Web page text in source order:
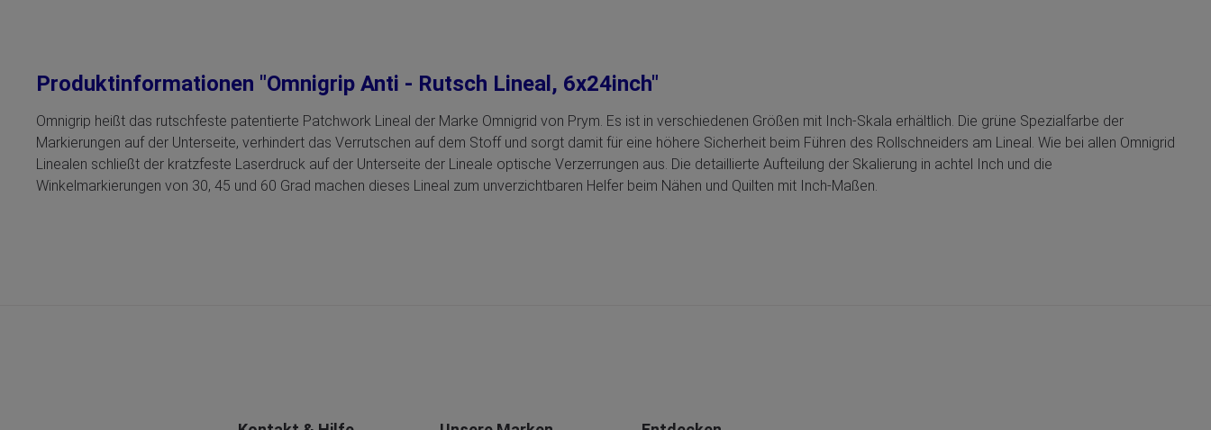
Produktinformationen "Omnigrip Anti - Rutsch Lineal, 6x24inch"
Omnigrip heißt das rutschfeste patentierte Patchwork Lineal der Marke Omnigrid von Prym. Es ist in verschiedenen Größen mit Inch-Skala erhältlich. Die grüne Spezialfarbe der
Markierungen auf der Unterseite, verhindert das Verrutschen auf dem Stoff und sorgt damit für eine höhere Sicherheit beim Führen des Rollschneiders am Lineal. Wie bei allen Omnigrid
Linealen schließt der kratzfeste Laserdruck auf der Unterseite der Lineale optische Verzerrungen aus. Die detaillierte Aufteilung der Skalierung in achtel Inch und die
Winkelmarkierungen von 30, 45 und 60 Grad machen dieses Lineal zum unverzichtbaren Helfer beim Nähen und Quilten mit Inch-Maßen.